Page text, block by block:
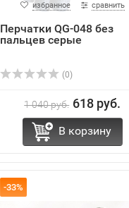
избранное сравнить
Перчатки QG-048 без
пальцев серые
(0)
1 040 руб. 618 руб.
В корзину
-33%